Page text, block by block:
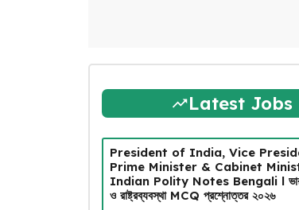
Latest Jobs
President of India, Vice
Prime Minister & Cabinet
Indian Polity Notes Bengali l
ও রাষ্ট্রব্যবস্থা MCQ প্রশ্নোত্তর ২০২৬